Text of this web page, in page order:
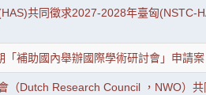
共同徵求2027-2028年臺匈(NSTC-
「補助國內舉辦國際學術研討會」申請案
（Dutch Research Council ，NWO）